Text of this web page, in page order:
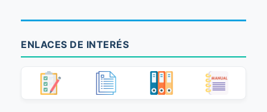
ENLACES DE INTERÉS